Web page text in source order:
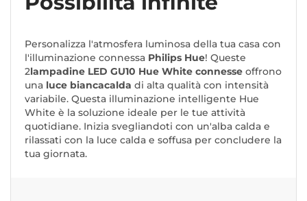
Personalizza l'atmosfera luminosa della tua casa con
l'illuminazione connessa Philips Hue! Queste
2lampadine LED GU10 Hue White connesse offrono
una luce biancacalda di alta qualità con intensità
variabile. Questa illuminazione intelligente Hue
White è la soluzione ideale per le tue attività
quotidiane. Inizia svegliandoti con un'alba calda e
rilassati con la luce calda e soffusa per concludere la
tua giornata.